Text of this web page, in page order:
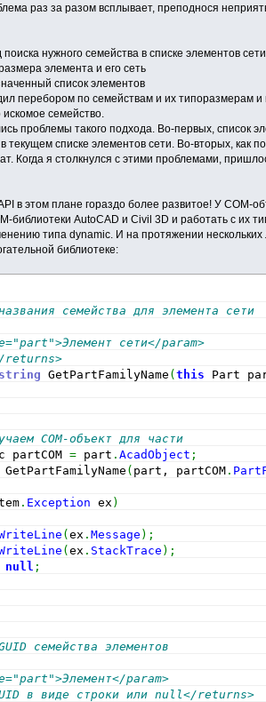
раз за разом всплывает, преподнося
нужного семейства в списке элементов
элемента и его сеть
список элементов
перебором по семействам и их типоразмерам
искомое семейство.
проблемы такого подхода. Во-первых, список
текущем списке элементов сети. Во-вторых, как
Когда я столкнулся с этими проблемами,
в этом плане гораздо более развитое! У
библиотеки AutoCAD и Civil 3D и работать с их
типа dynamic. И на протяжении
библиотеке:
семейства для элемента сети
сети</param>
returns>
string GetPartFamilyName (this Part
COM-объект для части
= part .AcadObject ;
GetPartFamilyName ( part, partCOM .
. Exception ex )
(ex .Message ) ;
(ex . StackTrace ) ;
null ;
семейства элементов
param>
в виде строки или null</